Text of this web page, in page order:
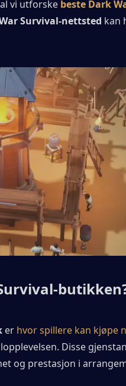
vi utforske beste Dark
Survival-nettsted kan
er hvor spillere kan kjøpe
Disse
og prestasjon i